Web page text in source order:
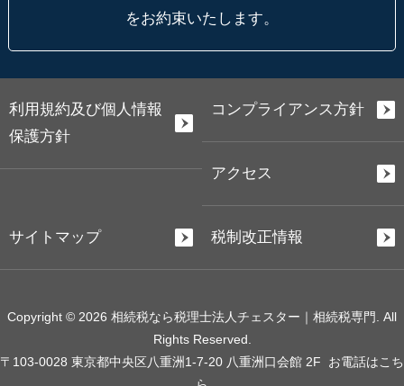
をお約束いたします。
利用規約及び個人情報
保護方針
コンプライアンス方針
アクセス
サイトマップ 税制改正情報
Copyright © 2026 相続税なら税理士法人チェスター｜相続税専門. All
Rights Reserved.
〒103-0028 東京都中央区八重洲1-7-20 八重洲口会館 2F お電話はこち